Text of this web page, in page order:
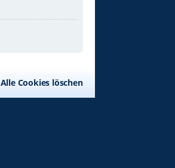
Alle Cookies löschen